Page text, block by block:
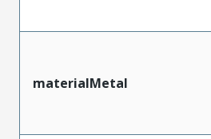
materialMetal